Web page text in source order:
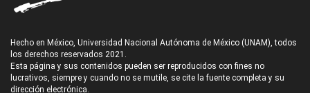
Hecho en México, Universidad Nacional Autónoma de México (UNAM), todos
los derechos reservados 2021.
Esta página y sus contenidos pueden ser reproducidos con fines no
lucrativos, siempre y cuando no se mutile, se cite la fuente completa y su
dirección electrónica.